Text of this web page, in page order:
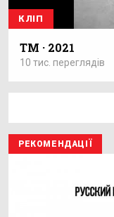
КЛІП
ТМ · 2021
10 тис. переглядів
РЕКОМЕНДАЦІЇ